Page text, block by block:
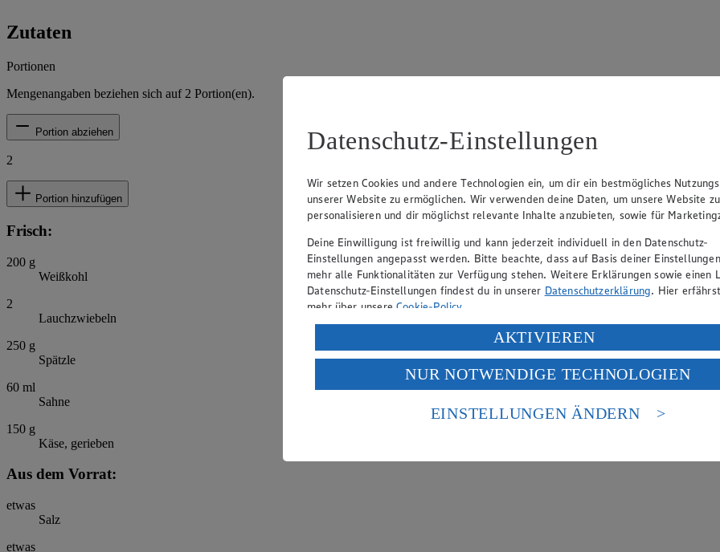
Zutaten
Portionen
Mengenangaben beziehen sich auf 2 Portion(en).
Portion abziehen
2
Portion hinzufügen
Frisch:
200 g
Weißkohl
2
Lauchzwiebeln
250 g
Spätzle
60 ml
Sahne
150 g
Käse, gerieben
Aus dem Vorrat:
etwas
Salz
etwas
Datenschutz-Einstellungen
Wir setzen Cookies und andere Technologien ein, um dir ein bestmögliches
unserer Website zu ermöglichen. Wir verwenden deine Daten, um unsere Website zu
personalisieren und dir möglichst relevante Inhalte anzubieten, sowie für
Deine Einwilligung ist freiwillig und kann jederzeit individuell in den Datenschutz-
Einstellungen angepasst werden. Bitte beachte, dass auf Basis deiner
mehr alle Funktionalitäten zur Verfügung stehen. Weitere Erklärungen sowie einen
Datenschutz-Einstellungen findest du in unserer Datenschutzerklärung. Hier
mehr über unsereCookie-Policy.
Verarbeitung deiner personenbezogenen Daten in den USA durch Facebook und
Wenn du auf „Aktivieren“ klickst, willigst du im Sinne des Art. 49 Abs. 1 Satz 1 lit.
ein, dass deine Daten in den USA verarbeitet werden. Der EuGH sieht die USA als
einem nach europäischen Standards nicht angemessenen Datenschutzniveau an. Es
Risiko eines Zugriffs durch US-amerikanische Behörden.
AKTIVIEREN
NUR NOTWENDIGE TECHNOLOGIEN
EINSTELLUNGEN ÄNDERN